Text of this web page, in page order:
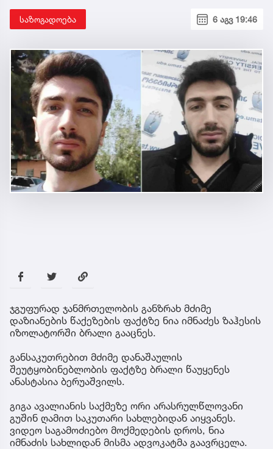
საზოგადოება 6 აგვ 19:46
ჯგუფურად ჯანმრთელობის განზრახ მძიმე
დაზიანების წაქეზების ფაქტზე ნია იმნაძეს ზაჰესის
იზოლატორში ბრალი გააცნეს.
განსაკუთრებით მძიმე დანაშაულის
შეუტყობინებლობის ფაქტზე ბრალი წაუყენეს
ანასტასია ბერუაშვილს.
გიგა ავალიანის საქმეზე ორი არასრულწლოვანი
გუშინ ღამით საკუთარი სახლებიდან აიყვანეს.
ვიდეო საგამოძიებო მოქმედების დროს, ნია
იმნაძის სახლიდან მისმა ადვოკატმა გაავრცელა.